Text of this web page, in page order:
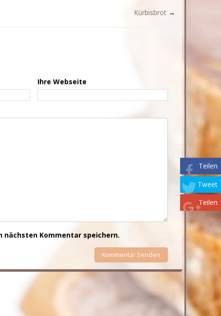
Teilen
Tweet
Teilen
Kürbisbrot→
Ihre Webseite
nächsten Kommentar speichern.